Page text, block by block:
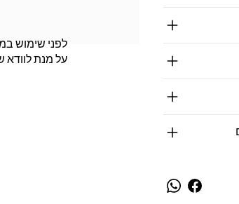
לפני שימוש
על מנת לוודא